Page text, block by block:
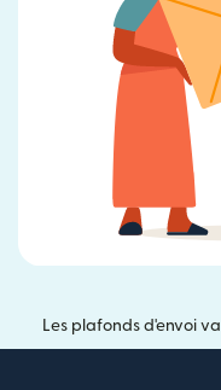
Les plafonds d'envoi